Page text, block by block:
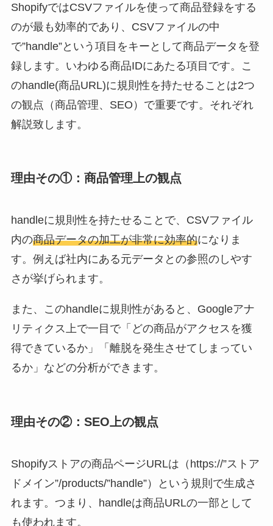
ShopifyではCSVファイルを使って商品登録をする
のが最も効率的であり、CSVファイルの中
で”handle”という項目をキーとして商品データを登
録します。いわゆる商品IDにあたる項目です。こ
のhandle(商品URL)に規則性を持たせることは2つ
の観点（商品管理、SEO）で重要です。それぞれ
解説致します。
理由その①：商品管理上の観点
handleに規則性を持たせることで、CSVファイル
内の商品データの加工が非常に効率的になりま
す。例えば社内にある元データとの参照のしやす
さが挙げられます。
また、このhandleに規則性があると、Googleアナ
リティクス上で一目で「どの商品がアクセスを獲
得できているか」「離脱を発生させてしまってい
るか」などの分析ができます。
理由その②：SEO上の観点
Shopifyストアの商品ページURLは（https://”ストア
ドメイン”/products/”handle”）という規則で生成さ
れます。つまり、handleは商品URLの一部として
も使われます。